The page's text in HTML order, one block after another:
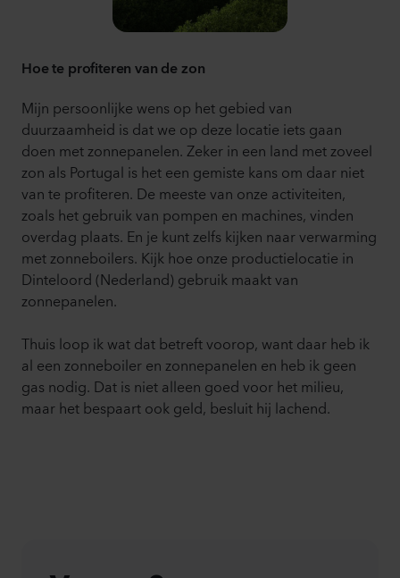
Hoe te profiteren van de zon
Mijn persoonlijke wens op het gebied van
duurzaamheid is dat we op deze locatie iets gaan
doen met zonnepanelen. Zeker in een land met zoveel
zon als Portugal is het een gemiste kans om daar niet
van te profiteren. De meeste van onze activiteiten,
zoals het gebruik van pompen en machines, vinden
overdag plaats. En je kunt zelfs kijken naar verwarming
met zonneboilers. Kijk hoe onze productielocatie in
Dinteloord (Nederland) gebruik maakt van
zonnepanelen.
Thuis loop ik wat dat betreft voorop, want daar heb ik
al een zonneboiler en zonnepanelen en heb ik geen
gas nodig. Dat is niet alleen goed voor het milieu,
maar het bespaart ook geld, besluit hij lachend.